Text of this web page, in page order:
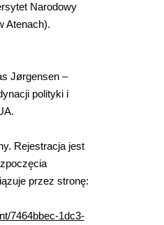
Narodowy
Atenach).
Jørgensen –
polityki i
Rejestracja jest
przez stronę:
7464bbec-1dc3-